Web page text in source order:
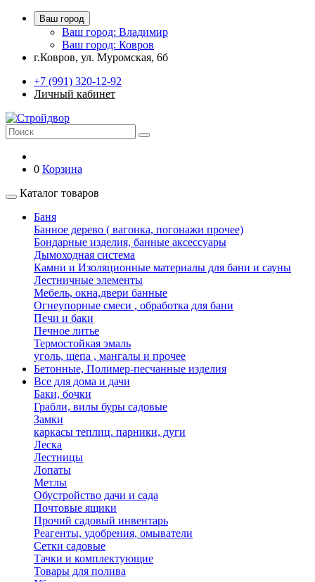
Ваш город
Ваш город: Владимир
Ваш город: Ковров
г.Ковров, ул. Муромская, 6б
+7 (991) 320-12-92
Личный кабинет
0 Корзина
Каталог товаров
Баня
Банное дерево ( вагонка, погонажи прочее)
Бондарные изделия, банные аксессуары
Дымоходная система
Камни и Изоляционные материалы для бани и сауны
Лестничные элементы
Мебель, окна,двери банные
Огнеупорные смеси , обработка для бани
Печи и баки
Печное литье
Термостойкая эмаль
уголь, щепа , мангалы и прочее
Бетонные, Полимер-песчанные изделия
Все для дома и дачи
Баки, бочки
Грабли, вилы буры садовые
Замки
каркасы теплиц. парники, дуги
Леска
Лестницы
Лопаты
Метлы
Обустройство дачи и сада
Почтовые ящики
Прочий садовый инвентарь
Реагенты, удобрения, омыватели
Сетки садовые
Тачки и комплектующие
Товары для полива